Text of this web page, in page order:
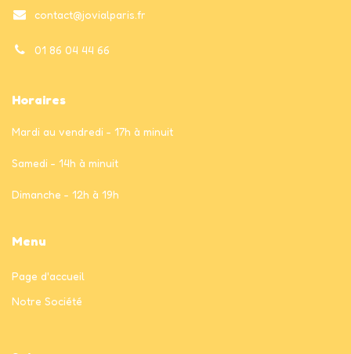
contact@jovialparis.fr
01 86 04 44 66
Horaires
Mardi au vendredi - 17h à minuit
Samedi - 14h à minuit
Dimanche - 12h à 19h
Menu
Page d'accueil
Notre Société